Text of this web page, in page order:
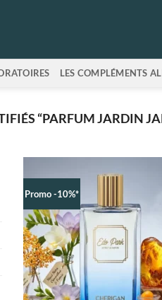
LES COMPLÉMENTS
“PARFUM JARDIN
Promo -10%*